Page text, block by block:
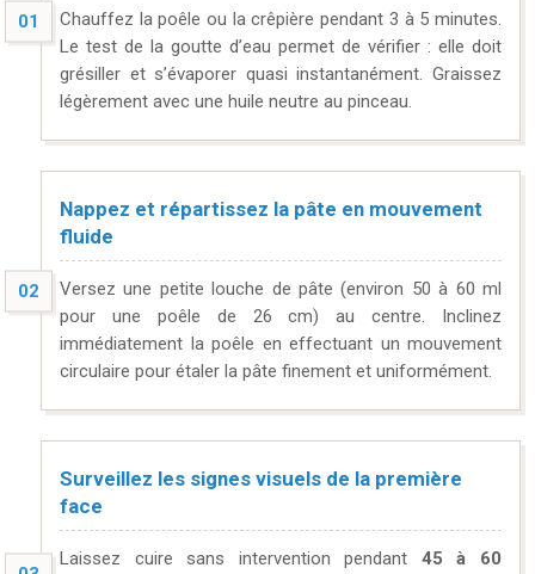
Chauffez la poêle ou la crêpière pendant 3 à 5 minutes.
Le test de la goutte d’eau permet de vérifier : elle doit
grésiller et s’évaporer quasi instantanément. Graissez
légèrement avec une huile neutre au pinceau.
Nappez et répartissez la pâte en mouvement
fluide
Versez une petite louche de pâte (environ 50 à 60 ml
pour une poêle de 26 cm) au centre. Inclinez
immédiatement la poêle en effectuant un mouvement
circulaire pour étaler la pâte finement et uniformément.
Surveillez les signes visuels de la première
face
Laissez cuire sans intervention pendant 45 à 60